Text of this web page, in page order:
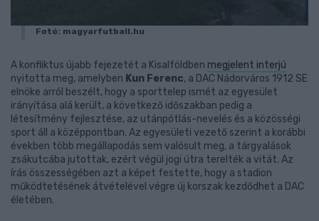
Fotó: magyarfutball.hu
A konfliktus újabb fejezetét a Kisalföldben megjelent interjú
nyitotta meg, amelyben Kun Ferenc, a DAC Nádorváros 1912 SE
elnöke arról beszélt, hogy a sporttelep ismét az egyesület
irányítása alá került, a következő időszakban pedig a
létesítmény fejlesztése, az utánpótlás-nevelés és a közösségi
sport áll a középpontban. Az egyesületi vezető szerint a korábbi
években több megállapodás sem valósult meg, a tárgyalások
zsákutcába jutottak, ezért végül jogi útra terelték a vitát. Az
írás összességében azt a képet festette, hogy a stadion
működtetésének átvételével végre új korszak kezdődhet a DAC
életében.